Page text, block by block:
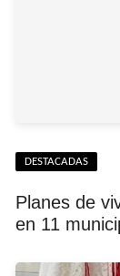
DESTACADAS
Planes de
en 11